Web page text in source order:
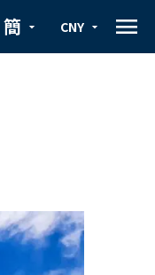
arrow_drop_down
簡 arrow_drop_down
CNY menu